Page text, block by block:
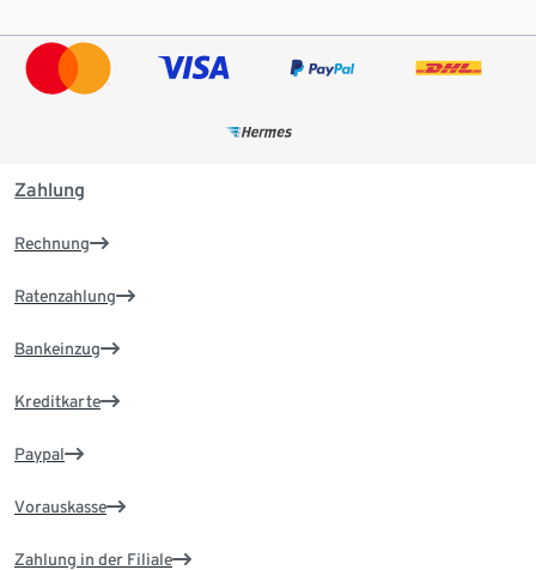
Zahlung
Rechnung
Ratenzahlung
Bankeinzug
Kreditkarte
Paypal
Vorauskasse
Zahlung in der Filiale